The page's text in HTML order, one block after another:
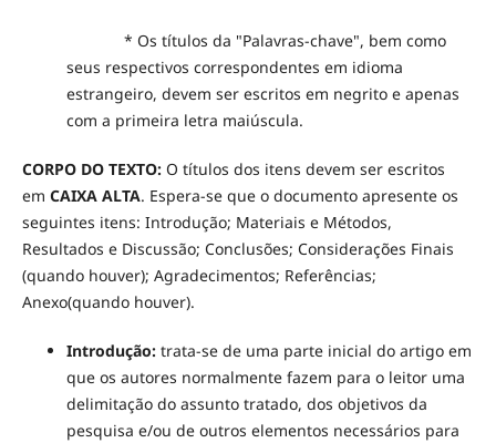
* Os títulos da "Palavras-chave", bem como
seus respectivos correspondentes em idioma
estrangeiro, devem ser escritos em negrito e apenas
com a primeira letra maiúscula.
CORPO DO TEXTO: O títulos dos itens devem ser escritos
em CAIXA ALTA. Espera-se que o documento apresente os
seguintes itens: Introdução; Materiais e Métodos,
Resultados e Discussão; Conclusões; Considerações Finais
(quando houver); Agradecimentos; Referências;
Anexo(quando houver).
Introdução: trata-se de uma parte inicial do artigo em
que os autores normalmente fazem para o leitor uma
delimitação do assunto tratado, dos objetivos da
pesquisa e/ou de outros elementos necessários para